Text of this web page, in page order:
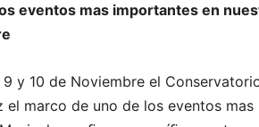
eventos mas importantes en
y 10 de Noviembre el
el marco de uno de los eventos